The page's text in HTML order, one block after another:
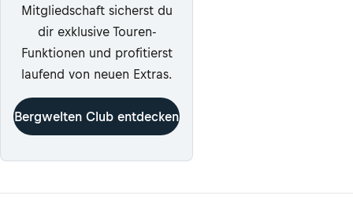
Mitgliedschaft sicherst du
dir exklusive Touren-
Funktionen und profitierst
laufend von neuen Extras.
Bergwelten Club entdecken